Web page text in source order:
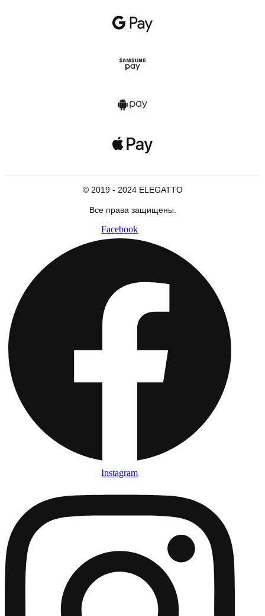
© 2019 - 2024 ELEGATTO
Все права защищены.
Facebook
Instagram